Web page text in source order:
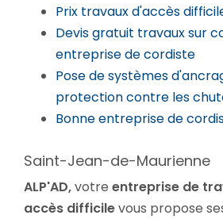
Prix travaux d'accès
Devis gratuit travaux sur
entreprise de cordiste
Pose de systèmes
protection contre les
Bonne entreprise de
Saint-Jean-de-Maurienne
ALP'AD,votre entreprise de
accès difficilevous propose